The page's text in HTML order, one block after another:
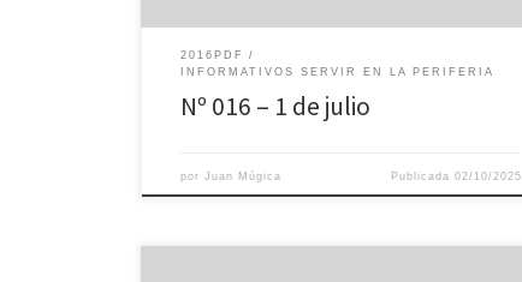
2016PDF
INFORMATIVOS SERVIR EN LA PERIFERIA
Nº 016 – 1 de julio
porJuan Múgica Publicada 02/10/2025